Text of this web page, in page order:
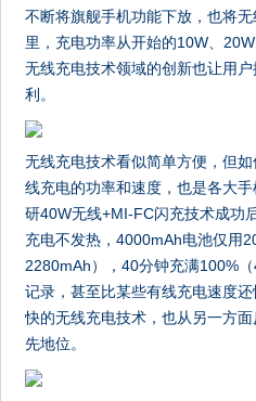
不断将旗舰手机功能下放，也将
里，充电功率从开始的10W、
无线充电技术领域的创新也让用
利。
无线充电技术看似简单方便，但
线充电的功率和速度，也是各大
研40W无线+MI-FC闪充技术成功
充电不发热，4000mAh电池仅用
2280mAh），40分钟充满100%
记录，甚至比某些有线充电速度
快的无线充电技术，也从另一方
先地位。